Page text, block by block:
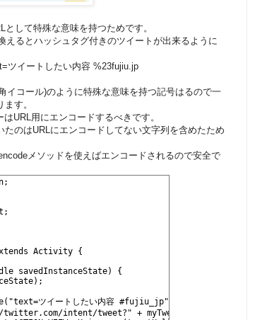
して特殊な意味を持つためです。
えるとハッシュタグ付きのツイートが出来るように
ツイートしたい内容 %23fujiu.jp
イコール)のように特殊な意味を持つ記号はるので一
す。
URL用にエンコードするべきです。
のはURLにエンコードしてない文字列を含めたため
メソッドを使えばエンコードされるので安全で